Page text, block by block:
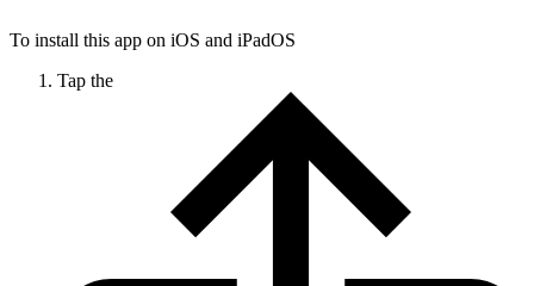
To install this app on iOS and iPadOS
Tap the